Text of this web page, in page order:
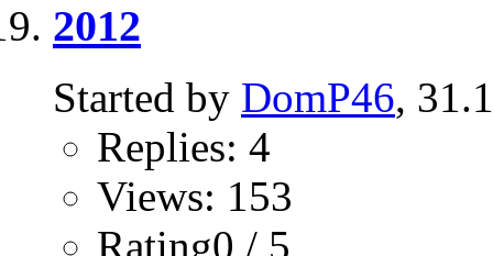
2012
Started by DomP46,
Replies: 4
Views: 153
Rating0 / 5